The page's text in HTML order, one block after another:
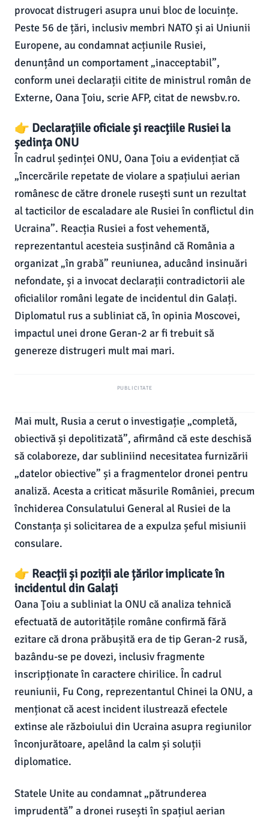
provocat distrugeri asupra unui bloc de locuințe.
Peste 56 de țări, inclusiv membri NATO și ai Uniunii
Europene, au condamnat acțiunile Rusiei,
denunțând un comportament „inacceptabil”,
conform unei declarații citite de ministrul român de
Externe, Oana Ţoiu, scrie AFP, citat de newsbv.ro.
👉 Declarațiile oficiale și reacțiile Rusiei la
ședința ONU
În cadrul ședinței ONU, Oana Ţoiu a evidențiat că
„încercările repetate de violare a spațiului aerian
românesc de către dronele rusești sunt un rezultat
al tacticilor de escaladare ale Rusiei în conflictul din
Ucraina”. Reacția Rusiei a fost vehementă,
reprezentantul acesteia susținând că România a
organizat „în grabă” reuniunea, aducând insinuări
nefondate, și a invocat declarații contradictorii ale
oficialilor români legate de incidentul din Galați.
Diplomatul rus a subliniat că, în opinia Moscovei,
impactul unei drone Geran-2 ar fi trebuit să
genereze distrugeri mult mai mari.
PUBLICITATE
Mai mult, Rusia a cerut o investigație „completă,
obiectivă și depolitizată”, afirmând că este deschisă
să colaboreze, dar subliniind necesitatea furnizării
„datelor obiective” și a fragmentelor dronei pentru
analiză. Acesta a criticat măsurile României, precum
închiderea Consulatului General al Rusiei de la
Constanța și solicitarea de a expulza șeful misiunii
consulare.
👉 Reacții și poziții ale țărilor implicate în
incidentul din Galați
Oana Ţoiu a subliniat la ONU că analiza tehnică
efectuată de autoritățile române confirmă fără
ezitare că drona prăbușită era de tip Geran-2 rusă,
bazându-se pe dovezi, inclusiv fragmente
inscripționate în caractere chirilice. În cadrul
reuniunii, Fu Cong, reprezentantul Chinei la ONU, a
menționat că acest incident ilustrează efectele
extinse ale războiului din Ucraina asupra regiunilor
înconjurătoare, apelând la calm și soluții
diplomatice.
Statele Unite au condamnat „pătrunderea
imprudentă” a dronei rusești în spațiul aerian